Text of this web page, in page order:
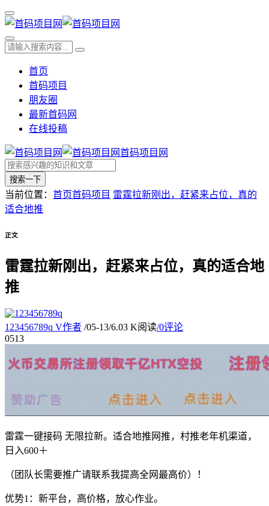
首页
首码项目
朋友圈
最新首码网
在线投稿
首码项目网
搜索一下
当前位置： 首页首码项目 雷霆拉新刚出，赶紧来占位，真的
适合地推
正文
雷霆拉新刚出，赶紧来占位，真的适合地
推
123456789q V作者 /05-13/6.03 K阅读/0评论
0513
雷霆一键接码 无限拉新。适合地推网推，村推老年机渠道，
日入600＋
（团队长需要推广请联系我提高全网最高价）！
优势1：新平台，高价格，放心作业。